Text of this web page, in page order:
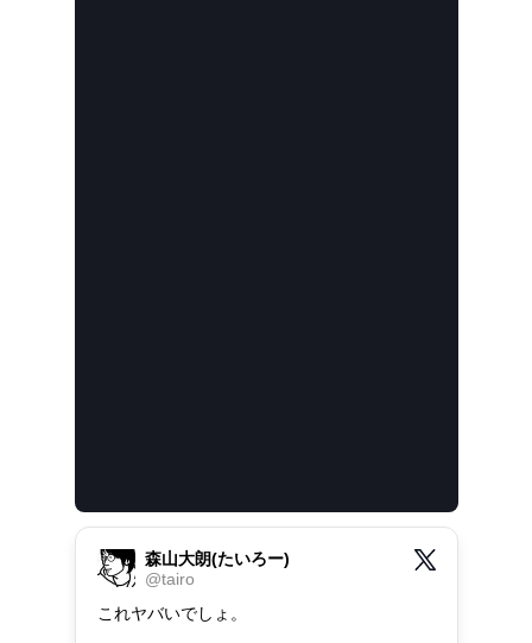
森山大朗(たいろー)
@tairo
これヤバいでしょ。